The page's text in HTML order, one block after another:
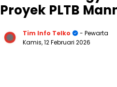
Proyek PLTB
Tim Info Telko
- Pewarta
Kamis, 12 Februari 2026